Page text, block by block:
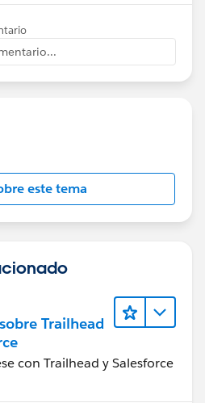
este tema
Trailhead
con Trailhead y Salesforce